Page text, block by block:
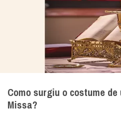
Como surgiu o costume
Missa?